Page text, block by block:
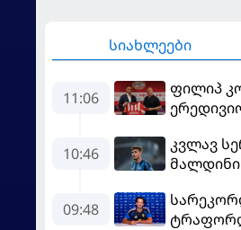
სიახლეები
11:06
ფილიპ
10:46
კვლავ
09:48